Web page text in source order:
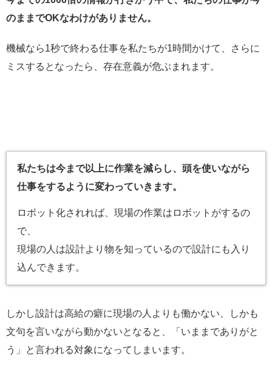
のままでOKなわけがありません。
機械なら1秒で終わる仕事を私たちが1時間かけて、さらに
ミスするとなったら、存在意義が危ぶまれます。
私たちは今まで以上に作業を減らし、頭を使いながら
仕事をするように変わっていきます。
ロボット化されれば、現場の作業はロボットがするの
で、
現場の人は設計より物を知っているので設計にも入り
込んできます。
しかし設計は高給の癖に現場の人よりも働かない、しかも
文句を言いながら動かないとなると、「いままでありがと
う」と言われる対象になってしまいます。